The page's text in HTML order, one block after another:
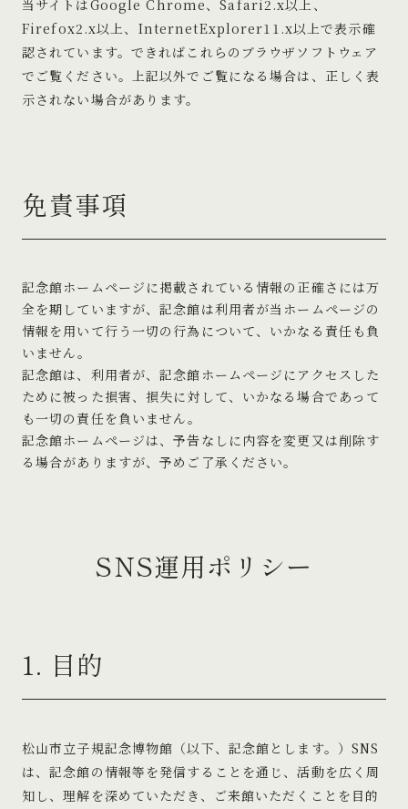
当サイトはGoogle Chrome、Safari2.x以上、
Firefox2.x以上、InternetExplorer11.x以上で表示確
認されています。できればこれらのブラウザソフトウェア
でご覧ください。上記以外でご覧になる場合は、正しく表
示されない場合があります。
免責事項
記念館ホームページに掲載されている情報の正確さには万
全を期していますが、記念館は利用者が当ホームページの
情報を用いて行う一切の行為について、いかなる責任も負
いません。
記念館は、利用者が、記念館ホームページにアクセスした
ために被った損害、損失に対して、いかなる場合であって
も一切の責任を負いません。
記念館ホームページは、予告なしに内容を変更又は削除す
る場合がありますが、予めご了承ください。
SNS運用ポリシー
1. 目的
松山市立子規記念博物館（以下、記念館とします。）SNS
は、記念館の情報等を発信することを通じ、活動を広く周
知し、理解を深めていただき、ご来館いただくことを目的